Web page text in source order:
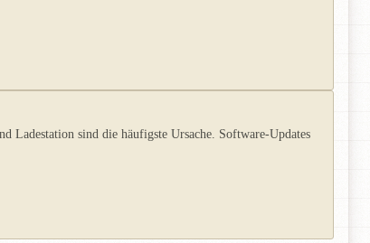
Ladestation sind die häufigste Ursache. Software-Updates